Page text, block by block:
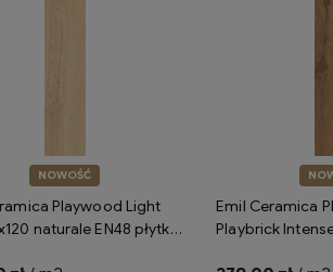
NOWOŚĆ
Playwood Light
naturale EN48 płytka
Emil Ceramica
Playbrick